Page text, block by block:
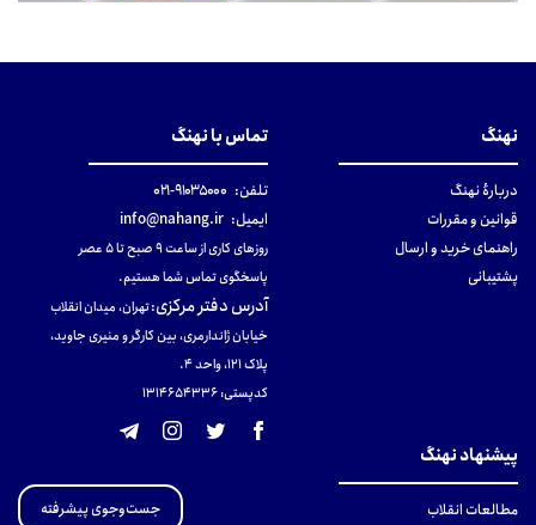
نهنگ
دربارهٔ نهنگ
قوانین و مقررات
راهنمای خرید و ارسال
پشتیبانی
تماس با نهنگ
تلفن: ۹۱۰۳۵۰۰۰-۰۲۱
ایمیل: info@nahang.ir
روزهای کاری از ساعت ۹ صبح تا ۵ عصر
پاسخگوی تماس شما هستیم.
آدرس دفتر مرکزی:تهران، میدان انقلاب
خیابان ژاندارمری، بین کارگر و منیری جاوید،
پلاک 121، واحد ۴.
کدپستی: 131465433۶
پیشنهاد نهنگ
مطالعات انقلاب
جست‌وجوی پیشرفته